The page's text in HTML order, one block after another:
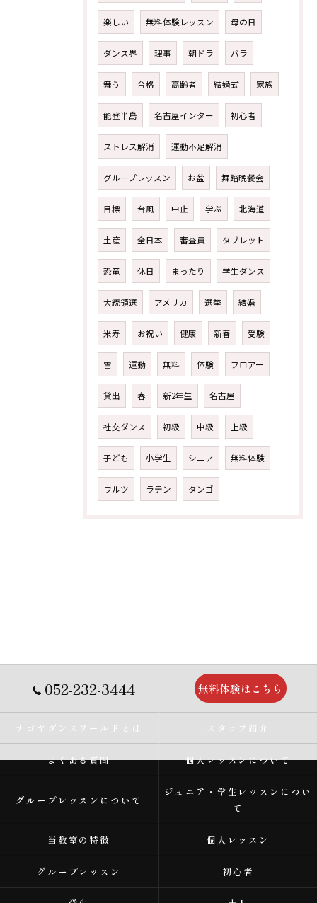
楽しい 無料体験レッスン 母の日
ダンス界 理事 朝ドラ バラ
舞う 合格 高齢者 結婚式 家族
能登半島 名古屋インター 初心者
ストレス解消 運動不足解消
グループレッスン お盆 舞踏晩餐会
目標 台風 中止 学ぶ 北海道
土産 全日本 審査員 タブレット
恐竜 休日 まったり 学生ダンス
大統領選 アメリカ 選挙 結婚
米寿 お祝い 健康 新春 受験
雪 運動 無料 体験 フロアー
貸出 春 新2年生 名古屋
社交ダンス 初級 中級 上級
子ども 小学生 シニア 無料体験
ワルツ ラテン タンゴ
052-232-3444 無料体験はこちら
ナゴヤダンスワールドとは スタッフ紹介
よくある質問 個人レッスンについて
グループレッスンについて
ジュニア・学生レッスンについ
て
当教室の特徴 個人レッスン
グループレッスン 初心者